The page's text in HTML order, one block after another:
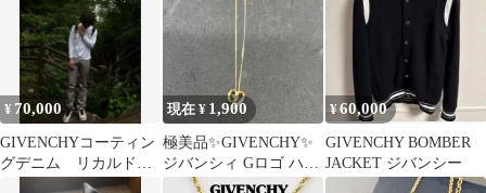
¥ 70,000
GIVENCHYコーティン
グデニム リカルドテ
ィッシ期 アーカイブ
現在 ¥ 1,900
極美品✨GIVENCHY✨
ジバンシィ Gロゴ ハー
ト ネックレス アンテ
¥60,000
GIVENCHY BOMBER
JACKET ジバンシー